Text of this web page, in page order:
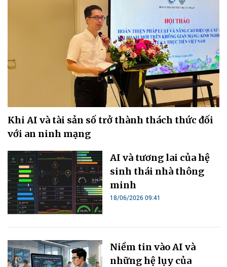
Khi AI và tài sản số trở thành thách thức đối
với an ninh mạng
AI và tương lai của hệ
sinh thái nhà thông
minh
18/06/2026 09:41
Niềm tin vào AI và
những hệ lụy của